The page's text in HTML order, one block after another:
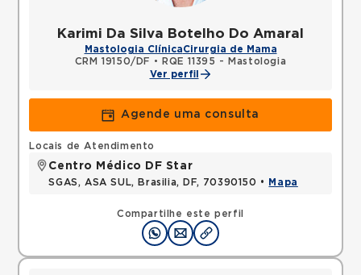
Karimi Da Silva Botelho Do Amaral
Mastologia ClínicaCirurgia de Mama
CRM 19150/DF •
RQE 11395 - Mastologia
Ver perfil
Agende uma consulta
Compartilhe este perfil
Locais de Atendimento
Centro Médico DF Star
SGAS, ASA SUL, Brasilia, DF, 70390150 • Mapa